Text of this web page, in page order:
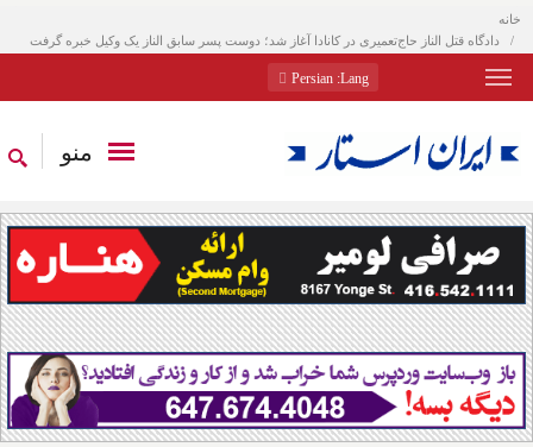
خانه
دادگاه قتل الناز حاج‌تعمیری در کانادا آغاز شد؛ دوست پسر سابق الناز یک وکیل خبره گرفت
Lang
: Persian
منو